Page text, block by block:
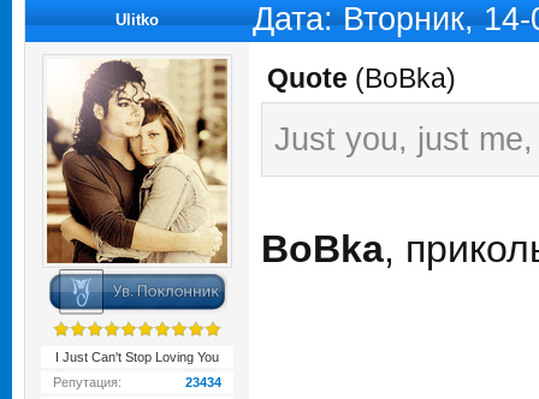
Ulitko Дата: Вторник,
I Just Can't Stop Loving You
Репутация:
23434
Quote (BoBka)
Just you, just
BoBka,